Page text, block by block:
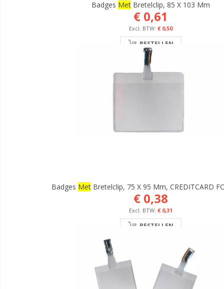
Badges Met Bretelclip, 85 X 103 Mm
€ 0,61
€ 0,50
BESTELLEN
Badges Met Bretelclip, 75 X 95 Mm, CREDITCARD
€ 0,38
€ 0,31
BESTELLEN